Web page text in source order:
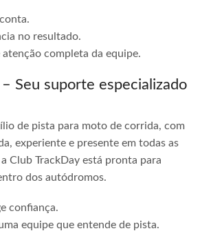
no resultado.
atenção completa da equipe.
Seu suporte especializado
de pista para moto de corrida, com
experiente e presente em todas as
Club TrackDay está pronta para
dos autódromos.
confiança.
equipe que entende de pista.